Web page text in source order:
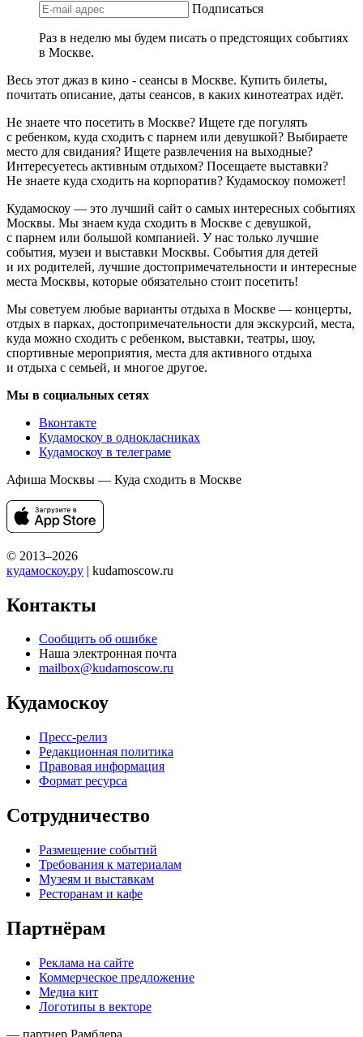
Подписаться
Раз в неделю мы будем писать о предстоящих событиях
в Москве.
Весь этот джаз в кино - сеансы в Москве. Купить билеты,
почитать описание, даты сеансов, в каких кинотеатрах идёт.
Не знаете что посетить в Москве? Ищете где погулять
с ребенком, куда сходить с парнем или девушкой? Выбираете
место для свидания? Ищете развлечения на выходные?
Интересуетесь активным отдыхом? Посещаете выставки?
Не знаете куда сходить на корпоратив? Кудамоскоу поможет!
Кудамоскоу — это лучший сайт о самых интересных событиях
Москвы. Мы знаем куда сходить в Москве с девушкой,
с парнем или большой компанией. У нас только лучшие
события, музеи и выставки Москвы. События для детей
и их родителей, лучшие достопримечательности и интересные
места Москвы, которые обязательно стоит посетить!
Мы советуем любые варианты отдыха в Москве — концерты,
отдых в парках, достопримечательности для экскурсий, места,
куда можно сходить с ребенком, выставки, театры, шоу,
спортивные мероприятия, места для активного отдыха
и отдыха с семьей, и многое другое.
Мы в социальных сетях
Вконтакте
Кудамоскоу в однокласниках
Кудамоскоу в телеграме
Афиша Москвы — Куда сходить в Москве
© 2013–2026
кудамоскоу.ру | kudamoscow.ru
Контакты
Сообщить об ошибке
Наша электронная почта
mailbox@kudamoscow.ru
Кудамоскоу
Пресс-релиз
Редакционная политика
Правовая информация
Формат ресурса
Сотрудничество
Размещение событий
Требования к материалам
Музеям и выставкам
Ресторанам и кафе
Партнёрам
Реклама на сайте
Коммерческое предложение
Медиа кит
Логотипы в векторе
— партнер Рамблера